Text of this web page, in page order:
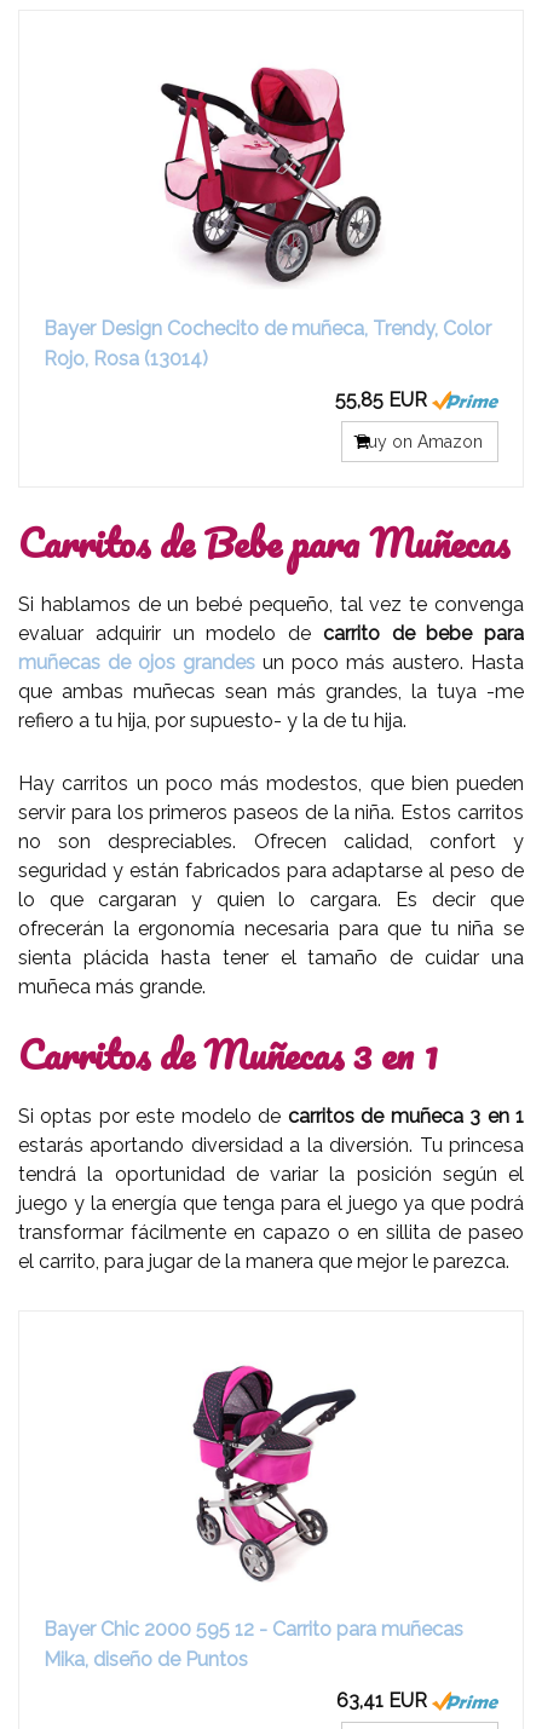
Bayer Design Cochecito de muñeca, Trendy, Color
Rojo, Rosa (13014)
55,85 EUR
Buy on Amazon
Carritos de Bebe para Muñecas
Si hablamos de un bebé pequeño, tal vez te convenga
evaluar adquirir un modelo de carrito de bebe para
muñecas de ojos grandes un poco más austero. Hasta
que ambas muñecas sean más grandes, la tuya -me
refiero a tu hija, por supuesto- y la de tu hija.
Hay carritos un poco más modestos, que bien pueden
servir para los primeros paseos de la niña. Estos carritos
no son despreciables. Ofrecen calidad, confort y
seguridad y están fabricados para adaptarse al peso de
lo que cargaran y quien lo cargara. Es decir que
ofrecerán la ergonomía necesaria para que tu niña se
sienta plácida hasta tener el tamaño de cuidar una
muñeca más grande.
Carritos de Muñecas 3 en 1
Si optas por este modelo de carritos de muñeca 3 en 1
estarás aportando diversidad a la diversión. Tu princesa
tendrá la oportunidad de variar la posición según el
juego y la energía que tenga para el juego ya que podrá
transformar fácilmente en capazo o en sillita de paseo
el carrito, para jugar de la manera que mejor le parezca.
Bayer Chic 2000 595 12 - Carrito para muñecas
Mika, diseño de Puntos
63,41 EUR